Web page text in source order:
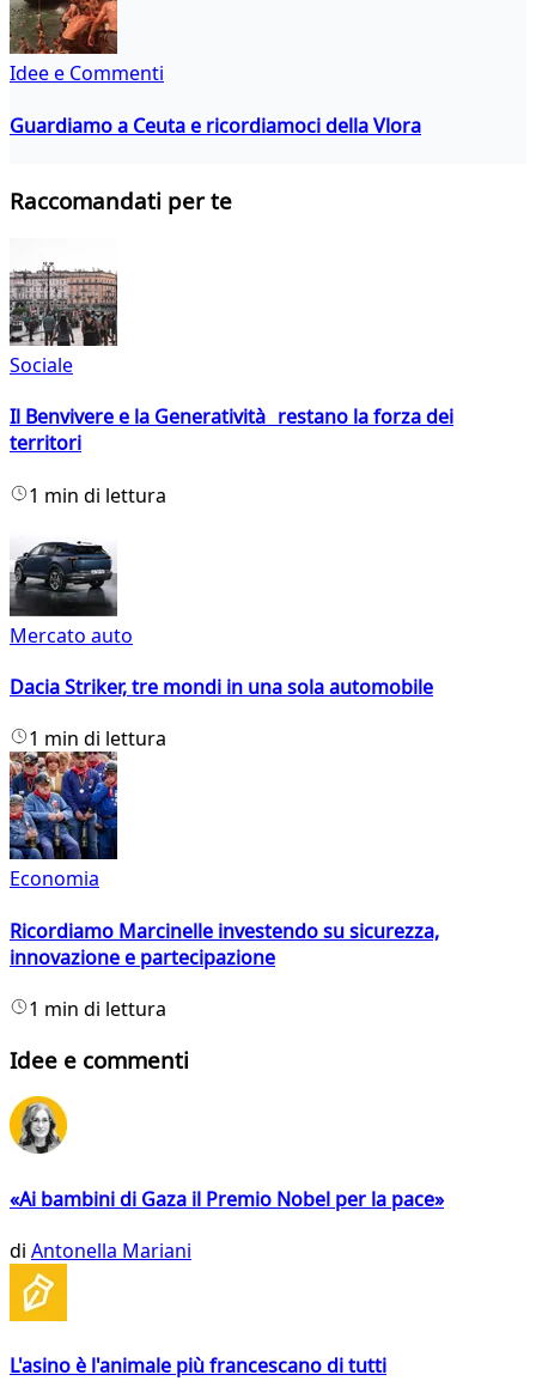
Idee e Commenti
Guardiamo a Ceuta e ricordiamoci della Vlora
Raccomandati per te
Sociale
Il Benvivere e la Generatività restano la forza dei
territori
1 min di lettura
Mercato auto
Dacia Striker, tre mondi in una sola automobile
1 min di lettura
Economia
Ricordiamo Marcinelle investendo su sicurezza,
innovazione e partecipazione
1 min di lettura
Idee e commenti
«Ai bambini di Gaza il Premio Nobel per la pace»
di Antonella Mariani
L'asino è l'animale più francescano di tutti